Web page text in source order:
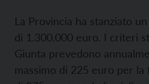
La Provincia ha stanziato
di 1.300.000 euro. I criteri
Giunta prevedono
massimo di 225 euro per la